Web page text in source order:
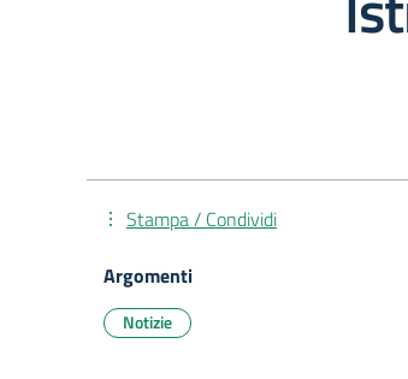
Stampa / Condividi
Argomenti
Notizie